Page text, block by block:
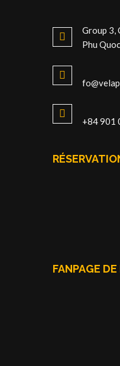
Group 3,
Phu
+84 901
FANPAGE DE